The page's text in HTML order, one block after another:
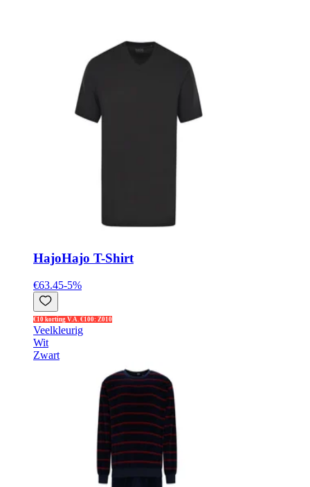
HajoHajo T-Shirt
€63.45-5%
€10 korting V.A. €100: Z010
Veelkleurig
Wit
Zwart